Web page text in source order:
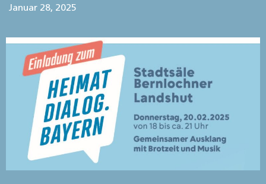
Januar 28, 2025